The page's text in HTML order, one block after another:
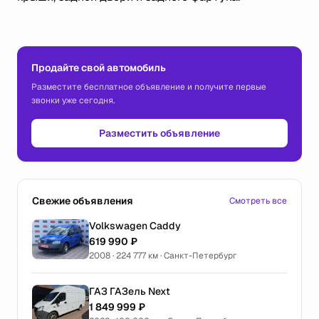
Продайте свой автомобиль
Разместите бесплатное объявление и получите первые
звонки уже сегодня.
Разместить объявление
Свежие объявления Смотреть все
Volkswagen Caddy
619 990 ₽
2008 · 224 777 км · Санкт-Петербург
ГАЗ ГАЗель Next
1 849 999 ₽